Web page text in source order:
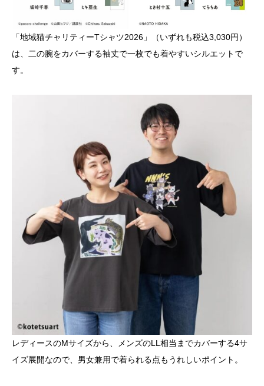
「地域猫チャリティーTシャツ2026」（いずれも税込3,030円）
は、二の腕をカバーする袖丈で一枚でも着やすいシルエットで
す。
レディースのMサイズから、メンズのLL相当までカバーする4サ
イズ展開なので、男女兼用で着られる点もうれしいポイント。